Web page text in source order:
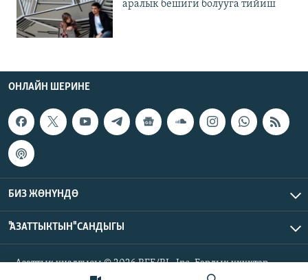
аралык бешиги болууга тийиш
ОНЛАЙН ШЕРИНЕ
БИЗ ЖӨНҮНДӨ
"АЗАТТЫКТЫН" САНДЫГЫ
Азаттык үналгысы © 2026 RFE/RL, Inc. Бардык укуктар